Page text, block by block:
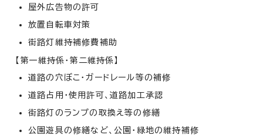
屋外広告物の許可
放置自転車対策
街路灯維持補修費補助
【第一維持係・第二維持係】
道路の穴ぼこ・ガードレール等の補修
道路占用・使用許可、道路加工承認
街路灯のランプの取換え等の修繕
公園遊具の修繕など、公園・緑地の維持補修